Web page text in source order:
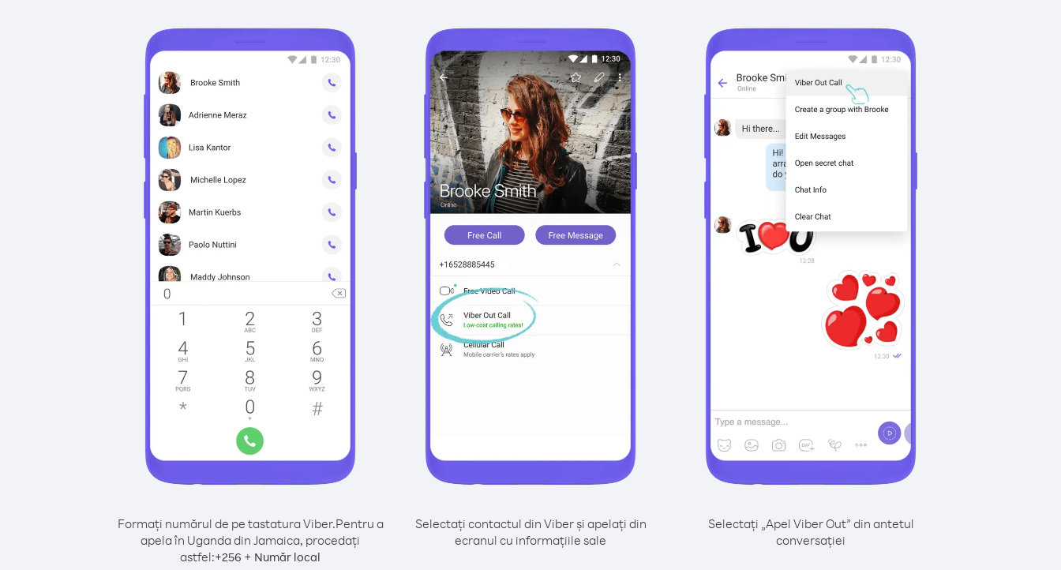
Formați numărul de pe tastatura Viber.Pentru a
apela în Uganda din Jamaica, procedați
astfel:+256 + Număr local
Selectați contactul din Viber și apelați din
ecranul cu informațiile sale
Selectați „Apel Viber Out” din antetul
conversației